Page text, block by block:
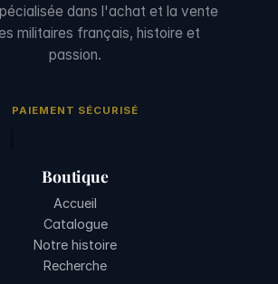
dans l'achat et la vente
militaires français, histoire et
passion.
PAIEMENT SÉCURISÉ
Boutique
Accueil
Catalogue
Notre histoire
Recherche